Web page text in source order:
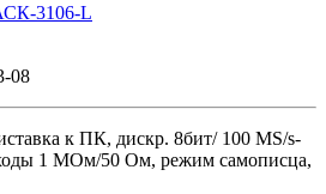
3106-L
08
к ПК, дискр. 8бит/ 100 MS/s-
1 МОм/50 Ом, режим самописца,